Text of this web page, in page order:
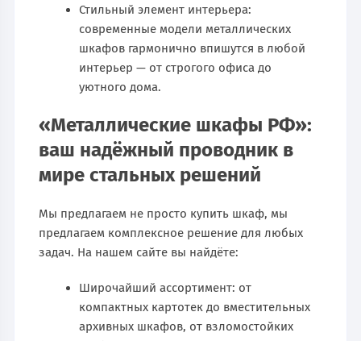
Стильный элемент интерьера:
современные модели металлических
шкафов гармонично впишутся в любой
интерьер — от строгого офиса до
уютного дома.
«Металлические шкафы РФ»:
ваш надёжный проводник в
мире стальных решений
Мы предлагаем не просто купить шкаф, мы
предлагаем комплексное решение для любых
задач. На нашем сайте вы найдёте:
Широчайший ассортимент: от
компактных картотек до вместительных
архивных шкафов, от взломостойких